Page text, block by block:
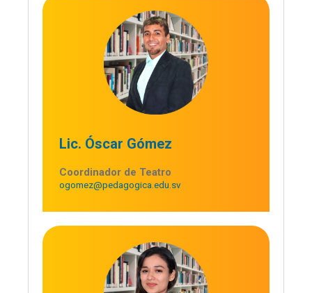
Lic. Óscar Gómez
Coordinador de Teatro
ogomez@pedagogica.edu.sv